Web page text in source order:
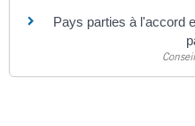
Pays parties à l'accord